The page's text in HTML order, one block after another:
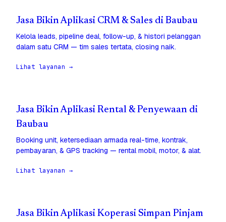
Jasa Bikin Aplikasi CRM & Sales di Baubau
Kelola leads, pipeline deal, follow-up, & histori pelanggan
dalam satu CRM — tim sales tertata, closing naik.
Lihat layanan →
Jasa Bikin Aplikasi Rental & Penyewaan di
Baubau
Booking unit, ketersediaan armada real-time, kontrak,
pembayaran, & GPS tracking — rental mobil, motor, & alat.
Lihat layanan →
Jasa Bikin Aplikasi Koperasi Simpan Pinjam